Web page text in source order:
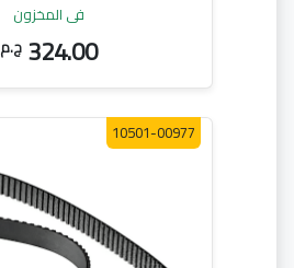
في المخزون
324.00 ج.م
10501-00977